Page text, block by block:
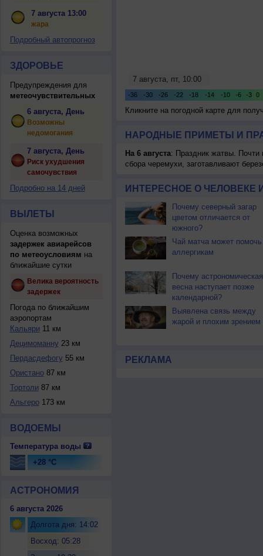
7 августа 13:00
жара
Подробный автопрогноз
ЗДОРОВЬЕ
Предупреждения для
метеочувствительных
6 августа, День
Возможны
недомогания
7 августа, День
Риск ухудшения
самочувствия
Подробно на 14 дней
ВЫЛЕТЫ
Оценка возможных
задержек авиарейсов
по метеоусловиям на
ближайшие сутки
Велика вероятность
задержек
Погода по ближайшим
аэропортам
Кальяри 11 км
Децимоманну 23 км
Пердасдефогу 55 км
Ористано87 км
Тортоли 87 км
Альгеро173 км
ВОДОЕМЫ
Температура воды
+28 °C
АСТРОНОМИЯ
6 августа 2026
Долгота дня: 14:02
Восход: 05:28
Кликните на погодной карте для
НАРОДНЫЕ ПРИМЕТЫ И
На 6 августа: Праздник жатвы. Почти
сбора черемухи, заготавливают
ИНТЕРЕСНОЕ О ЧЕЛОВЕКЕ
Почему северный загар
цветом отличается от
южного?
Чай матча может помочь
аллергикам
Почему астрономическая
весна наступает позже
календарной?
Выявлена связь между
жарой и плохим зрением
РЕКЛАМА